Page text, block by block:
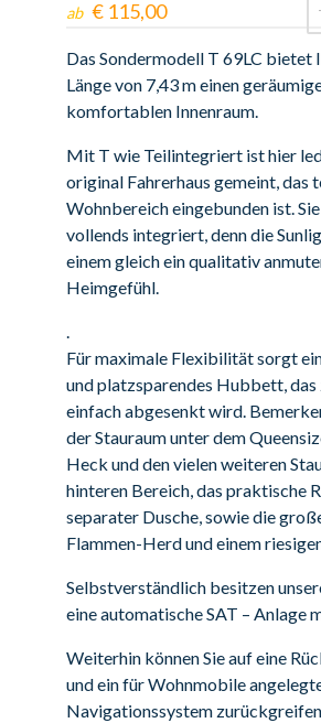
ab € 115,00
Das Sondermodell T 69LC bietet
Länge von 7,43 m einen
komfortablen Innenraum.
Mit T wie Teilintegriert ist hier
original Fahrerhaus gemeint, das
Wohnbereich eingebunden ist.
vollends integriert, denn die
einem gleich ein qualitativ
Heimgefühl.
.
Für maximale Flexibilität sorgt
und platzsparendes Hubbett, das
einfach abgesenkt wird.
der Stauraum unter dem
Heck und den vielen weiteren
hinteren Bereich, das praktische
separater Dusche, sowie die
Flammen-Herd und einem
Selbstverständlich besitzen
eine automatische SAT – Anlage
Weiterhin können Sie auf eine
und ein für Wohnmobile
Navigationssystem